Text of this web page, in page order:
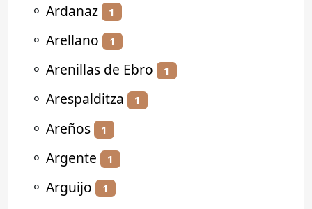
⚬ Ardanaz 1
⚬ Arellano 1
⚬ Arenillas de Ebro 1
⚬ Arespalditza 1
⚬ Areños 1
⚬ Argente 1
⚬ Arguijo 1